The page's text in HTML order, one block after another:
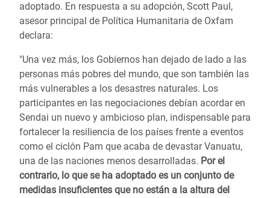
adoptado. En respuesta a su adopción, Scott Paul,
asesor principal de Política Humanitaria de Oxfam
declara:
"Una vez más, los Gobiernos han dejado de lado a las
personas más pobres del mundo, que son también las
más vulnerables a los desastres naturales. Los
participantes en las negociaciones debían acordar en
Sendai un nuevo y ambicioso plan, indispensable para
fortalecer la resiliencia de los países frente a eventos
como el ciclón Pam que acaba de devastar Vanuatu,
una de las naciones menos desarrolladas. Por el
contrario, lo que se ha adoptado es un conjunto de
medidas insuficientes que no están a la altura del